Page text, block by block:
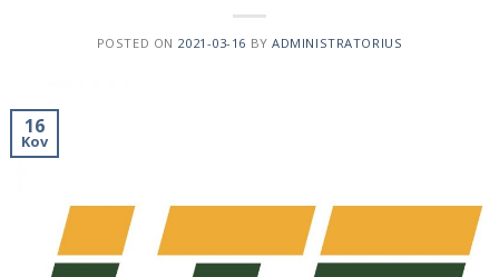
POSTED ON 2021-03-16 BYADMINISTRATORIUS
16
Kov